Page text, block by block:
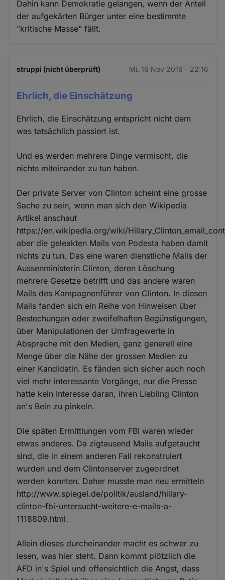
Dahin kann Demokratie gelangen, wenn der Anteil
der aufgekärten Bürger unter eine bestimmte
"kritische Masse" fällt.
struppi (nicht überprüft) Mi. 16 Nov 2016 - 22:16
Ehrlich, die Einschätzung
Ehrlich, die Einschätzung entspricht nicht dem
was tatsächlich passiert ist.
Und es werden mehrere Dinge vermischt, die
nichts miteinander zu tun haben.
Der private Server von Clinton scheint eine grosse
Sache zu sein, wenn man sich den Wikipedia
Artikel anschaut
https://en.wikipedia.org/wiki/
aber die geleakten Mails von Podesta haben damit
nichts zu tun. Das eine waren dienstliche Mails der
Aussenministerin Clinton, deren Löschung
mehrere Gesetze betrifft und das andere waren
Mails des Kampagnenführer von Clinton. In diesen
Mails fanden sich ein Reihe von Hinweisen über
Bestechungen oder zweifelhaften Begünstigungen,
über Manipulationen der Umfragewerte in
Absprache mit den Medien, ganz generell eine
Menge über die Nähe der grossen Medien zu
einer Kandidatin. Es fänden sich sicher auch noch
viel mehr interessante Vorgänge, nur die Presse
hatte kein Interesse daran, ihren Liebling Clinton
an's Bein zu pinkeln.
Die späten Ermittlungen vom FBI waren wieder
etwas anderes. Da zigtausend Mails aufgetaucht
sind, die in einem anderen Fall rekonstruiert
wurden und dem Clintonserver zugeordnet
werden konnten. Daher musste man neu ermitteln
http://www.spiegel.de/politik/ausland/hillary-
clinton-fbi-untersucht-weitere-e-mails-a-
1118809.html.
Allein dieses durcheinander macht es schwer zu
lesen, was hier steht. Dann kommt plötzlich die
AFD in's Spiel und offensichtlich die Angst, dass